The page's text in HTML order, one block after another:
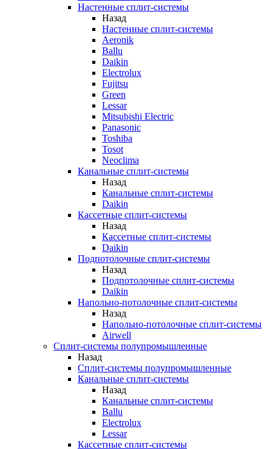
Настенные сплит-системы
Назад
Настенные сплит-системы
Aeronik
Ballu
Daikin
Electrolux
Fujitsu
Green
Lessar
Mitsubishi Electric
Panasonic
Toshiba
Tosot
Neoclima
Канальные сплит-системы
Назад
Канальные сплит-системы
Daikin
Кассетные сплит-системы
Назад
Кассетные сплит-системы
Daikin
Подпотолочные сплит-системы
Назад
Подпотолочные сплит-системы
Daikin
Напольно-потолочные сплит-системы
Назад
Напольно-потолочные сплит-системы
Airwell
Сплит-системы полупромышленные
Назад
Сплит-системы полупромышленные
Канальные сплит-системы
Назад
Канальные сплит-системы
Ballu
Electrolux
Lessar
Кассетные сплит-системы